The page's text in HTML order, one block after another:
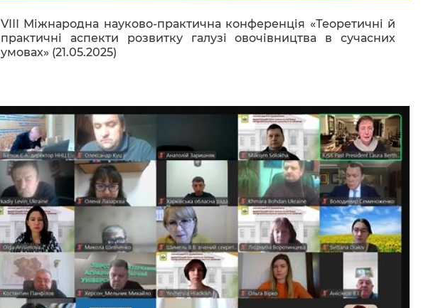
VІІІ Міжнародна науково-практична конференція «Теоретичні й
практичні аспекти розвитку галузі овочівництва в сучасних
умовах» (21.05.2025)